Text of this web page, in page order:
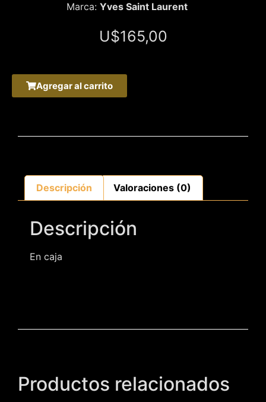
Marca: Yves Saint Laurent
U$165,00
Agregar al carrito
Descripción Valoraciones (0)
Descripción
En caja
Productos relacionados